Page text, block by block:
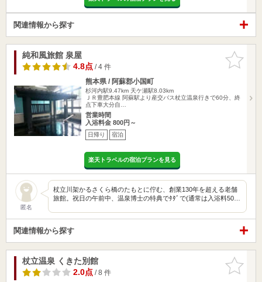
関連情報から探す
お気に入
りに追加
純和風旅館 泉屋
4.8点/ 4 件
熊本県 / 阿蘇郡小国町
杉河内駅9.47km 天ケ瀬駅8.03km
ＪＲ豊肥本線 阿蘇駅より産交バス杖立温泉行きで60分、終
点下車大分自…
営業時間
入浴料金 800円～
日帰り 宿泊
楽天トラベルの宿泊プランを見る
匿名
杖立川架かるさくら橋のたもとに佇む、創業130年を超える老舗
旅館。祝日の午前中、温泉博士の特典でﾀﾀﾞで(通常は入浴料50…
関連情報から探す
お気に入
りに追加
杖立温泉 くきた別館
2.0点/ 8 件